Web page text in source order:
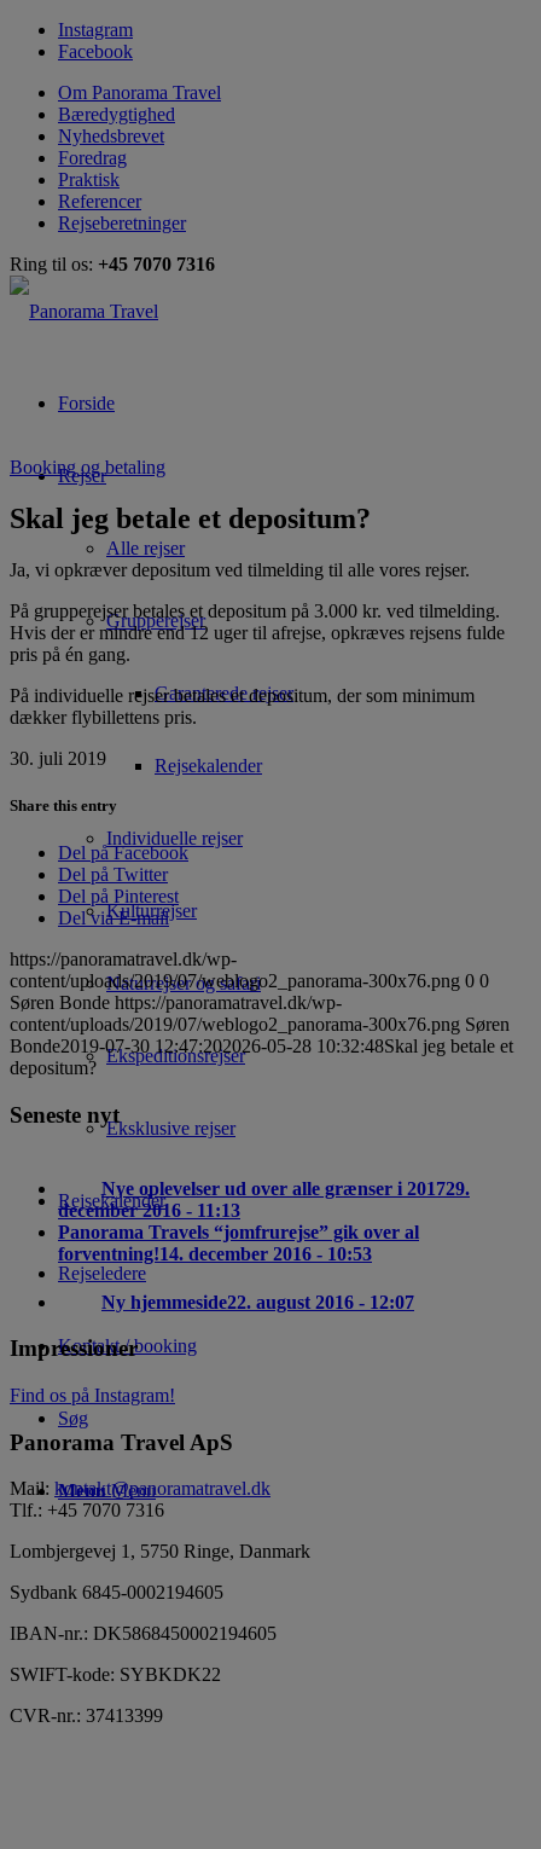
Instagram
Facebook
Om Panorama Travel
Bæredygtighed
Nyhedsbrevet
Foredrag
Praktisk
Referencer
Rejseberetninger
Ring til os: +45 7070 7316
Forside
Rejser
Alle rejser
Grupperejser
Garanterede rejser
Rejsekalender
Individuelle rejser
Kulturrejser
Naturrejser og safari
Ekspeditionsrejser
Eksklusive rejser
Rejsekalender
Rejseledere
Kontakt / booking
Søg
Menu Menu
Booking og betaling
Skal jeg betale et depositum?
Ja, vi opkræver depositum ved tilmelding til alle vores rejser.
På grupperejser betales et depositum på 3.000 kr. ved tilmelding.
Hvis der er mindre end 12 uger til afrejse, opkræves rejsens fulde
pris på én gang.
På individuelle rejser betales et depositum, der som minimum
dækker flybillettens pris.
30. juli 2019
Share this entry
Del på Facebook
Del på Twitter
Del på Pinterest
Del via E-mail
https://panoramatravel.dk/wp-
content/uploads/2019/07/weblogo2_panorama-300x76.png 0 0
Søren Bonde https://panoramatravel.dk/wp-
content/uploads/2019/07/weblogo2_panorama-300x76.png Søren
Bonde2019-07-30 12:47:202026-05-28 10:32:48Skal jeg betale et
depositum?
Seneste nyt
Nye oplevelser ud over alle grænser i 201729.
december 2016 - 11:13
Panorama Travels “jomfrurejse” gik over al
forventning!14. december 2016 - 10:53
Ny hjemmeside22. august 2016 - 12:07
Impressioner
Find os på Instagram!
Panorama Travel ApS
Mail: kontakt@panoramatravel.dk
Tlf.: +45 7070 7316
Lombjergevej 1, 5750 Ringe, Danmark
Sydbank 6845-0002194605
IBAN-nr.: DK5868450002194605
SWIFT-kode: SYBKDK22
CVR-nr.: 37413399